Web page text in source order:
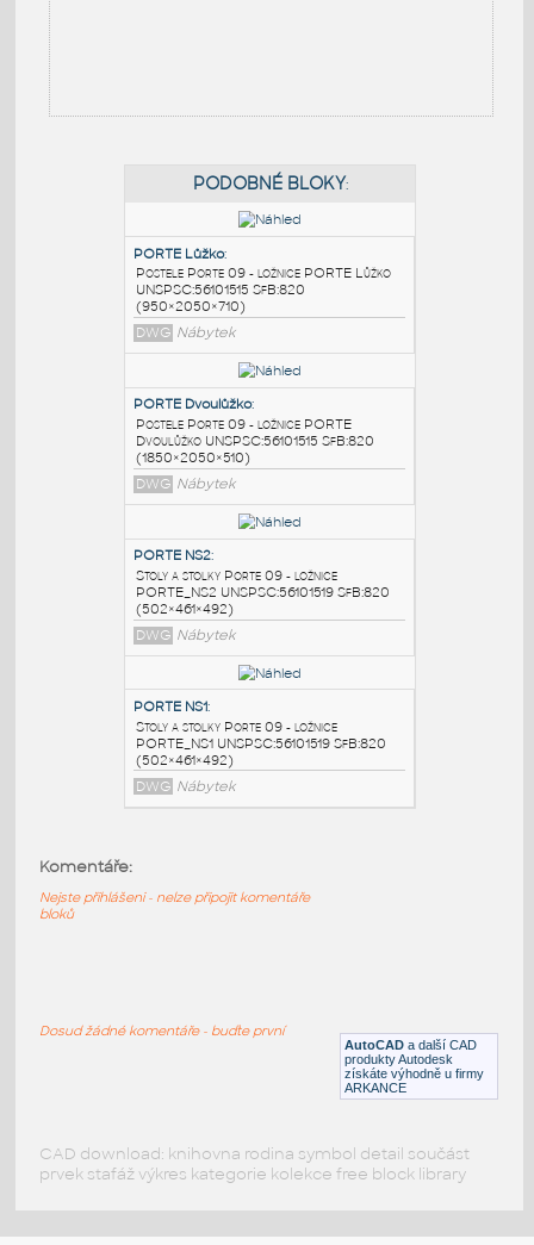
PODOBNÉ BLOKY
PORTE Lůžko
Postele Porte 09 - ložnice PORTE Lůžko
UNSPSC:56101515 SfB:820
(950×2050×710)
DWG Nábytek
PORTE Dvoulůžko:
Postele Porte 09 - ložnice PORTE
Dvoulůžko UNSPSC:56101515 SfB:820
(1850×2050×510)
PORTE NS2:
Stoly a stolky Porte 09 - ložnice
(502×461×492)
DWG Nábytek
AutoCAD a další CAD
produkty Autodesk
získáte výhodně u firmy
ARKANCE
Komentáře:
Nejste přihlášeni - nelze připojit komentáře
bloků
Dosud žádné komentáře - buďte první
CAD download: knihovna rodina symbol detail součást
prvek stafáž výkres kategorie kolekce free block library